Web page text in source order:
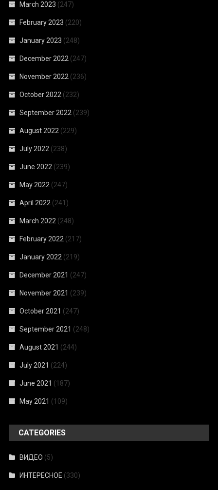
March 2023 (247)
February 2023 (220)
January 2023 (248)
December 2022 (247)
November 2022 (236)
October 2022 (232)
September 2022 (239)
August 2022 (229)
July 2022 (238)
June 2022 (239)
May 2022 (247)
April 2022 (241)
March 2022 (248)
February 2022 (217)
January 2022 (219)
December 2021 (247)
November 2021 (239)
October 2021 (247)
September 2021 (248)
August 2021 (244)
July 2021 (224)
June 2021 (187)
May 2021 (109)
CATEGORIES
ВИДЕО (5)
ИНТЕРЕСНОЕ (330)